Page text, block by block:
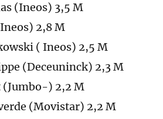
(Ineos) 3,5 M
2,8 M
( Ineos) 2,5 M
(Deceuninck) 2,3 M
(Jumbo-) 2,2 M
(Movistar) 2,2 M